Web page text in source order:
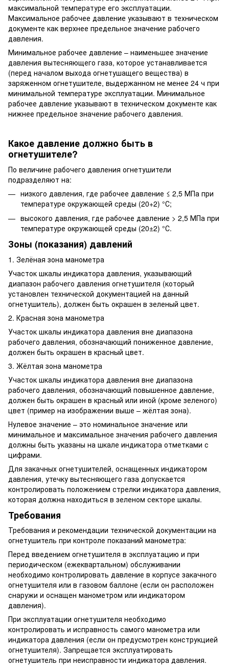
максимальной температуре его эксплуатации.
Максимальное рабочее давление указывают в техническом
документе как верхнее предельное значение рабочего
давления.
Минимальное рабочее давление – наименьшее значение
давления вытесняющего газа, которое устанавливается
(перед началом выхода огнетушащего вещества) в
заряженном огнетушителе, выдержанном не менее 24 ч при
минимальной температуре эксплуатации. Минимальное
рабочее давление указывают в техническом документе как
нижнее предельное значение рабочего давления.
Какое давление должно быть в
огнетушителе?
По величине рабочего давления огнетушители
подразделяют на:
низкого давления, где рабочее давление ≤ 2,5 МПа при
температуре окружающей среды (20+2) °С;
высокого давления, где рабочее давление > 2,5 МПа при
температуре окружающей среды (20±2) °С.
Зоны (показания) давлений
1. Зелёная зона манометра
Участок шкалы индикатора давления, указывающий
диапазон рабочего давления огнетушителя (который
установлен технической документацией на данный
огнетушитель), должен быть окрашен в зеленый цвет.
2. Красная зона манометра
Участок шкалы индикатора давления вне диапазона
рабочего давления, обозначающий пониженное давление,
должен быть окрашен в красный цвет.
3. Жёлтая зона манометра
Участок шкалы индикатора давления вне диапазона
рабочего давления, обозначающий повышенное давление,
должен быть окрашен в красный или иной (кроме зеленого)
цвет (пример на изображении выше – жёлтая зона).
Нулевое значение – это номинальное значение или
минимальное и максимальное значения рабочего давления
должны быть указаны на шкале индикатора отметками с
цифрами.
Для закачных огнетушителей, оснащенных индикатором
давления, утечку вытесняющего газа допускается
контролировать положением стрелки индикатора давления,
которая должна находиться в зеленом секторе шкалы.
Требования
Требования и рекомендации технической документации на
огнетушитель при контроле показаний манометра:
Перед введением огнетушителя в эксплуатацию и при
периодическом (ежеквартальном) обслуживании
необходимо контролировать давление в корпусе закачного
огнетушителя или в газовом баллоне (если он расположен
снаружи и оснащен манометром или индикатором
давления).
При эксплуатации огнетушителя необходимо
контролировать и исправность самого манометра или
индикатора давления (если он предусмотрен конструкцией
огнетушителя). Запрещается эксплуатировать
огнетушитель при неисправности индикатора давления.